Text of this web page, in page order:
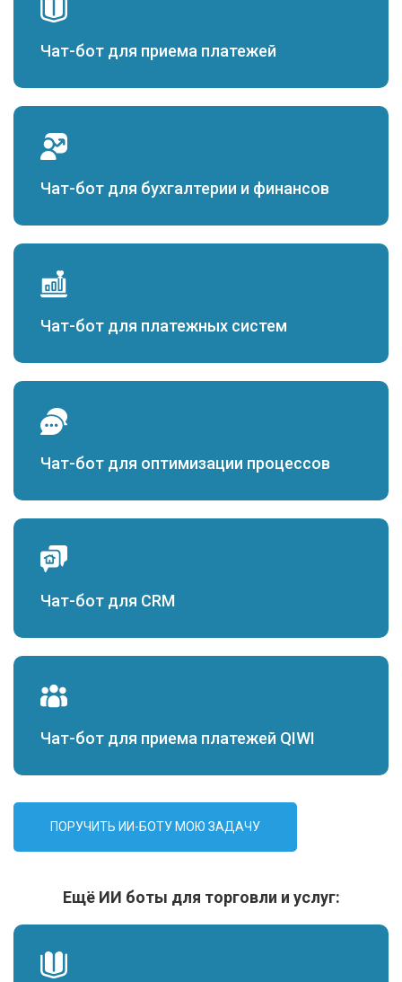
Чат-бот для приема платежей
Чат-бот для бухгалтерии и финансов
Чат-бот для платежных систем
Чат-бот для оптимизации процессов
Чат-бот для CRM
Чат-бот для приема платежей QIWI
ПОРУЧИТЬ ИИ-БОТУ МОЮ ЗАДАЧУ
Ещё ИИ боты для торговли и услуг: